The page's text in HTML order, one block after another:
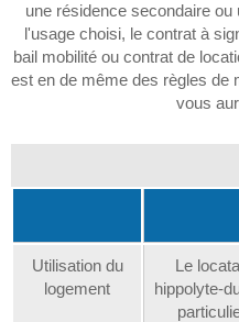
une résidence secondaire
l'usage choisi, le contrat à
bail mobilité ou contrat de
est en de même des règles de
vous
Utilisation du
logement
Le
hippolyte-